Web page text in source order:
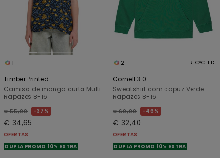
1
Timber Printed
Camisa de manga curta Multi
Rapazes 8-16
€ 55,00 37%
€ 34,65
OFERTAS
DUPLA PROMO 10% EXTRA
2 RECYCLED
Cornell 3.0
Sweatshirt com capuz Verde
Rapazes 8-16
€ 60,00 46%
€ 32,40
OFERTAS
DUPLA PROMO 10% EXTRA